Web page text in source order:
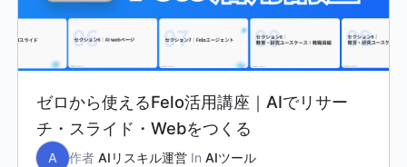
ゼロから使えるFelo活用講座｜AIでリサー
チ・スライド・Webをつくる
A 作者 AIリスキル運営In AIツール